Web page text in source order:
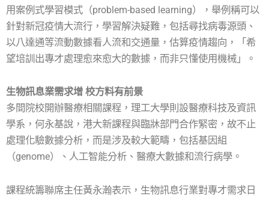
用案例式學習模式（problem-based learning），舉例稱可以
針對新冠疫情大流行，學習解決疑難，包括尋找病毒源頭、
以八達通等流動數據看人流和交通量，估算疫情趨向，「希
望培訓出專才處理愈來愈大的數據，而非只懂使用機械」。
生物訊息業需求增 校方料有前景
多間院校開辦醫療相關課程，理工大學則設醫療科技及資訊
學系，何永基說，港大新課程與臨牀部門合作緊密，故不止
處理化驗數據分析，而是涉及較大範疇，包括基因組
（genome）、人工智能分析、醫療大數據和流行病學。
課程統籌聯席主任黃永瀚表示，生物訊息行業對專才需求日